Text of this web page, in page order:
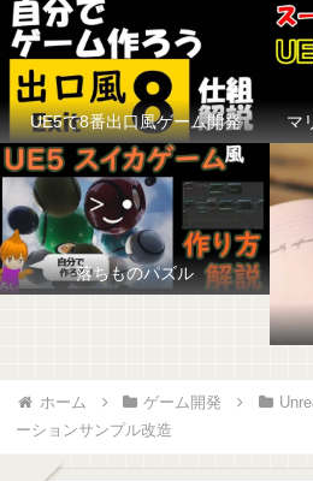
UE5で8番出口風ゲーム開発 マ
落ちものパズル
ホーム ゲーム開発
ーションサンプル改造